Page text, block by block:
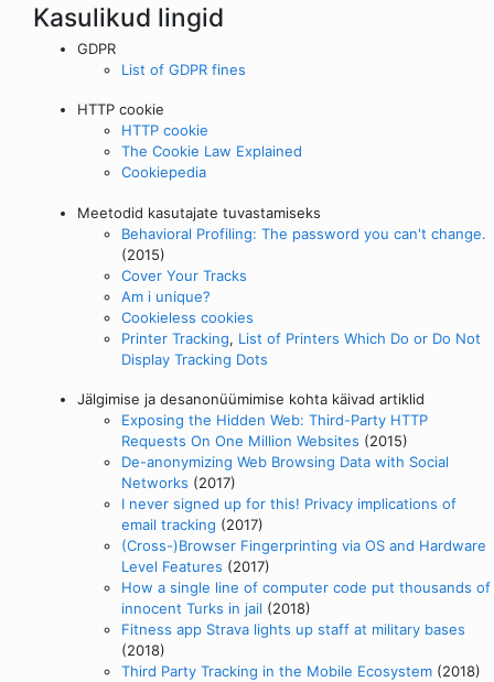
Kasulikud lingid
GDPR
List of GDPR fines
HTTP cookie
HTTP cookie
The Cookie Law Explained
Cookiepedia
Meetodid kasutajate tuvastamiseks
Behavioral Profiling: The password you can't change.
(2015)
Cover Your Tracks
Am i unique?
Cookieless cookies
Printer Tracking, List of Printers Which Do or Do Not
Display Tracking Dots
Jälgimise ja desanonüümimise kohta käivad artiklid
Exposing the Hidden Web: Third-Party HTTP
Requests On One Million Websites (2015)
De-anonymizing Web Browsing Data with Social
Networks (2017)
I never signed up for this! Privacy implications of
email tracking (2017)
(Cross-)Browser Fingerprinting via OS and Hardware
Level Features (2017)
How a single line of computer code put thousands of
innocent Turks in jail (2018)
Fitness app Strava lights up staff at military bases
(2018)
Third Party Tracking in the Mobile Ecosystem (2018)